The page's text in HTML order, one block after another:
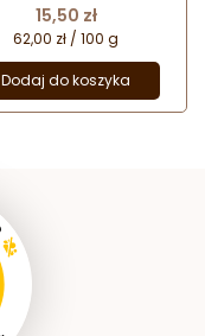
Cena
15,50 zł
62,00 zł / 100 g
Dodaj do koszyka